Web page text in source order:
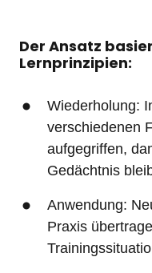
Der Ansatz
Lernprinzipien:
Wiederholung:
verschiedenen
aufgegriffen,
Gedächtnis
Anwendung:
Praxis